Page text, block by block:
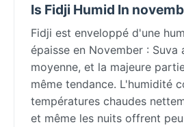
Is Fidji Humid In
Fidji est enveloppé d'une
épaisse en November : Suva
moyenne, et la majeure
même tendance. L'humidité
températures chaudes
et même les nuits offrent